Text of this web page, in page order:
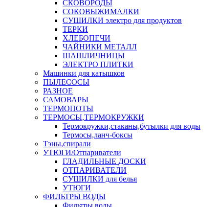
СКОВОРОДЫ
СОКОВЫЖИМАЛКИ
СУШИЛКИ электро для продуктов
ТЕРКИ
ХЛЕБОПЕЧИ
ЧАЙНИКИ МЕТАЛЛ
ШАШЛИЧНИЦЫ
ЭЛЕКТРО ПЛИТКИ
Машинки для катышков
ПЫЛЕСОСЫ
РАЗНОЕ
САМОВАРЫ
ТЕРМОПОТЫ
ТЕРМОСЫ,ТЕРМОКРУЖКИ
Термокружки,стаканы,бутылки для воды
Термосы,ланч-боксы
Тэны,спирали
УТЮГИ/Отпариватели
ГЛАДИЛЬНЫЕ ДОСКИ
ОТПАРИВАТЕЛИ
СУШИЛКИ для белья
УТЮГИ
ФИЛЬТРЫ ВОДЫ
Фильтры воды